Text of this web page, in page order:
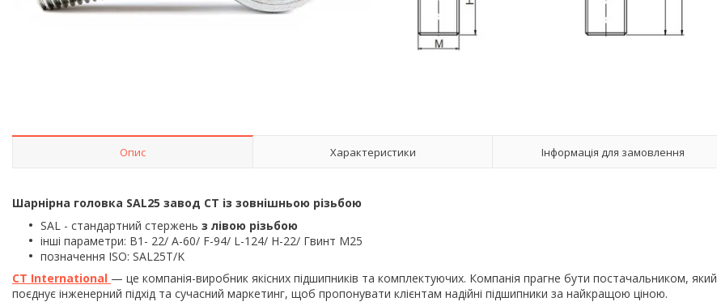
Опис Характеристики Інформація для замовлення
Шарнірна головка SAL25 завод CT із зовнішньою різьбою
SAL - стандартний стержень з лівою різьбою
інші параметри: B1- 22/ A-60/ F-94/ L-124/ H-22/ Гвинт M25
позначення ISO: SAL25T/K
CT International — це компанія-виробник якісних підшипників та комплектуючих. Компанія прагне бути постачальником, який
поєднує інженерний підхід та сучасний маркетинг, щоб пропонувати клієнтам надійні підшипники за найкращою ціною.